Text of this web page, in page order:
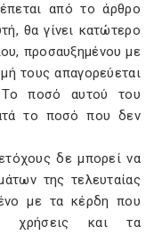
από το άρθρο
θα γίνει κατώτερο
προσαυξημένου με
τους απαγορεύεται
ποσό αυτού του
το ποσό που δεν
δε μπορεί να
της τελευταίας
με τα κέρδη που
χρήσεις και τα